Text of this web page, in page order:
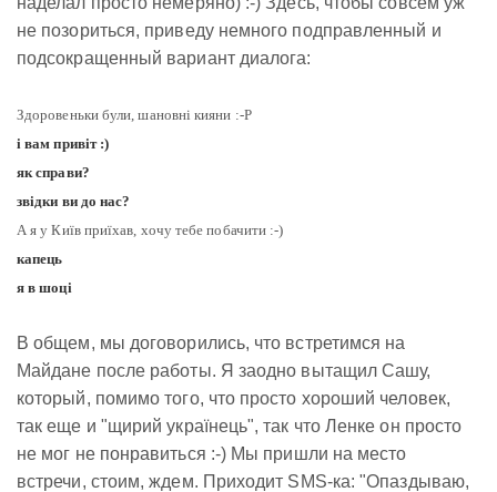
не позориться, приведу немного подправленный и
подсокращенный вариант диалога:
Здоровеньки були, шановнi кияни :-P
і вам привіт :)
як справи?
звідки ви до нас?
А я у Київ приїхав, хочу тебе побачити :-)
капець
я в шоці
В общем, мы договорились, что встретимся на
Майдане после работы. Я заодно вытащил Сашу,
который, помимо того, что просто хороший человек,
так еще и "щирий українець", так что Ленке он просто
не мог не понравиться :-) Мы пришли на место
встречи, стоим, ждем. Приходит SMS-ка: "Опаздываю,